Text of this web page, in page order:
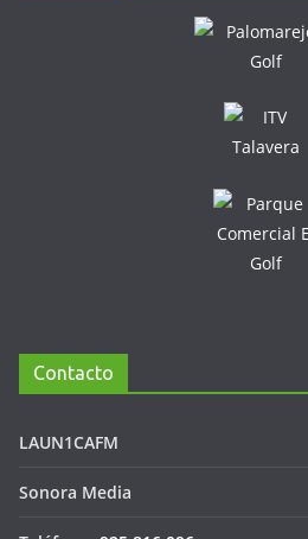
Contacto
LAUN1CAFM
Sonora Media